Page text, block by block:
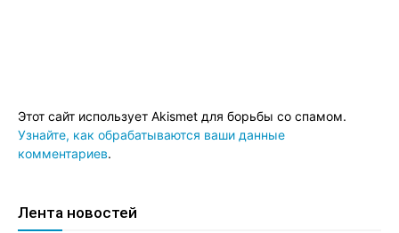
Этот сайт использует Akismet для борьбы со спамом.
Узнайте, как обрабатываются ваши данные
комментариев.
Лента новостей